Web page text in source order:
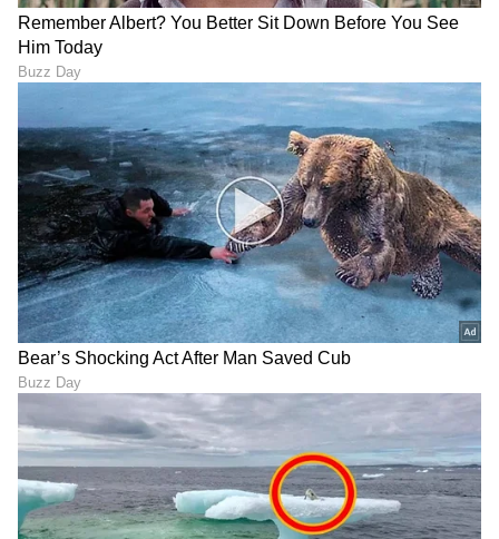
ಆರೋಗ್ಯ
ಸಂಬಂಧ,ಫ್ಯಾಷನ್,ರೆಸಿಪಿಅಪ್ಡೇಟ್‌ಗಳಿಗಾಗಿ
ಏಷ್ಯಾನೆಟ್ ಸುವರ್ಣ ನ್ಯೂಸ್‌ ಫಾಲೋ ಮಾಡಿ.
ಸಂಪೂರ್ಣ ಮಾಹಿತಿ ಒಂದೇ ಕ್ಲಿಕ್‌ನಲ್ಲಿ ಲಭ್ಯ. ಏಷ್ಯಾನೆಟ್
ಸುವರ್ಣ ನ್ಯೂಸ್ ಅಧಿಕೃತ ಆ್ಯಪ್ ಡೌನ್‌ಲೋಡ್ ಮಾಡಿ
ಹಾಗು ಎಲ್ಲಾ ಅಪ್‌ಡೇಟ್ ಗಳನ್ನು ಪಡೆಯಿರಿ.